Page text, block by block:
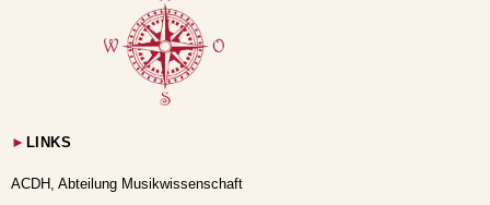
► LINKS
ACDH, Abteilung Musikwissenschaft